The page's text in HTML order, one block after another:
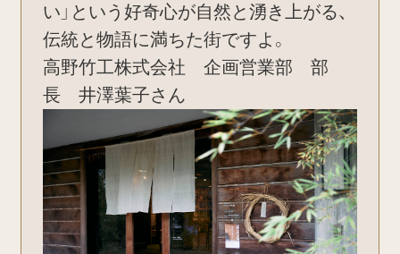
い」という好奇心が自然と湧き上がる、
伝統と物語に満ちた街ですよ。
高野竹工株式会社 企画営業部 部
長 井澤葉子さん